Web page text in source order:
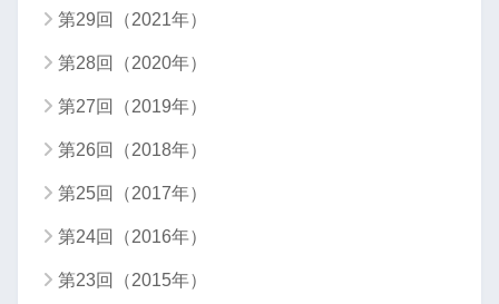
第29回（2021年）
第28回（2020年）
第27回（2019年）
第26回（2018年）
第25回（2017年）
第24回（2016年）
第23回（2015年）